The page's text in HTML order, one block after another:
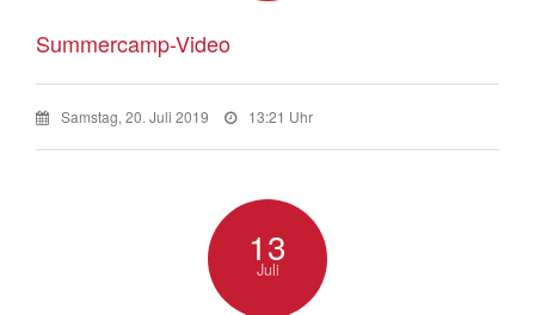
Summercamp-Video
Samstag, 20. Juli 2019 13:21 Uhr
13
Juli